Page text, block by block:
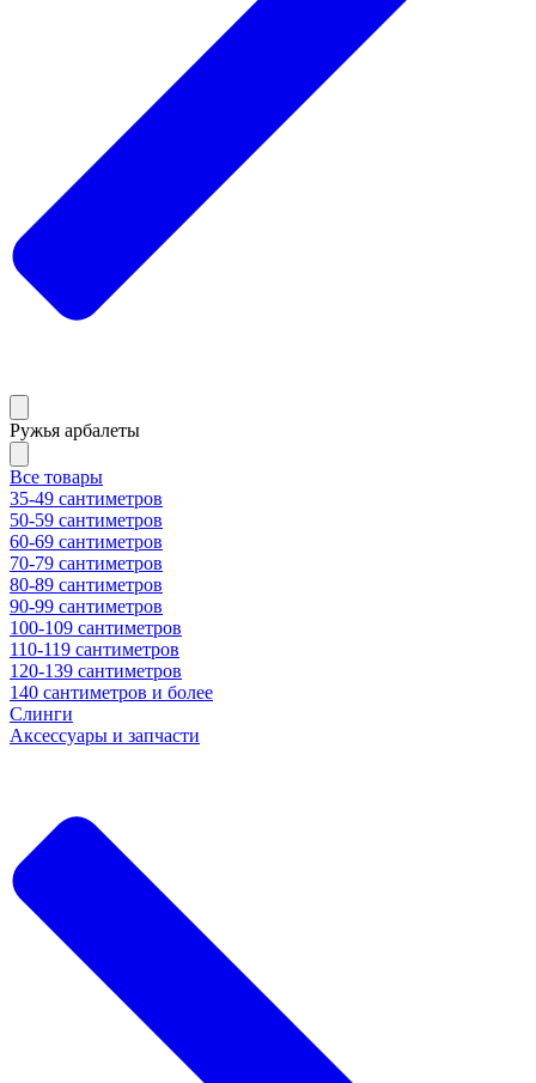
Ружья арбалеты
Все товары
35-49 сантиметров
50-59 сантиметров
60-69 сантиметров
70-79 сантиметров
80-89 сантиметров
90-99 сантиметров
100-109 сантиметров
110-119 сантиметров
120-139 сантиметров
140 сантиметров и более
Слинги
Аксессуары и запчасти